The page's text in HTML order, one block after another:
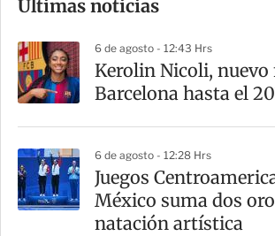
m
a
r
t
r
Últimas noticias
6 de agosto - 12:43 Hrs
Kerolin Nicoli, nuevo
Barcelona hasta el
6 de agosto - 12:28 Hrs
Juegos
México suma dos
natación artística